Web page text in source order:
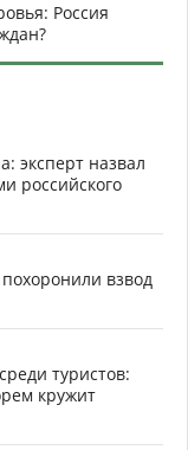
Россия
эксперт назвал
российского
взвод
туристов:
кружит